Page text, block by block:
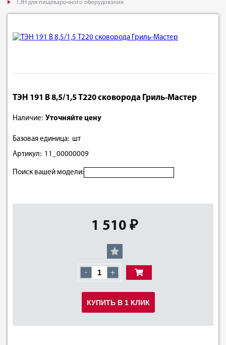
ТЭН для пищеварочного оборудования
ТЭН 191 В 8,5/1,5 Т220 сковорода Гриль-Мастер
Наличие: Уточняйте цену
Базовая единица: шт
Артикул: 11_00000009
Поиск вашей модели:
1 510 ₽
- +
КУПИТЬ В 1 КЛИК